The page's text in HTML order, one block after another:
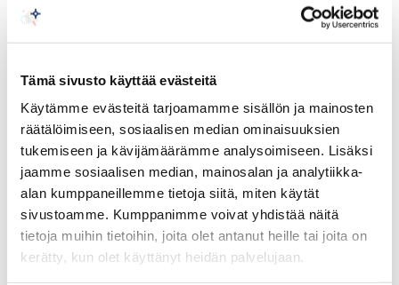
Tämä sivusto käyttää evästeitä
Käytämme evästeitä tarjoamamme sisällön ja mainosten
räätälöimiseen, sosiaalisen median ominaisuuksien
tukemiseen ja kävijämäärämme analysoimiseen. Lisäksi
jaamme sosiaalisen median, mainosalan ja analytiikka-
alan kumppaneillemme tietoja siitä, miten käytät
sivustoamme. Kumppanimme voivat yhdistää näitä
tietoja muihin tietoihin, joita olet antanut heille tai joita on
kerätty, kun olet käyttänyt heidän palvelujaan.
mittavat,” toteaa Pohjanheimo.
kirjoituksia, joissa käydään läpi Britannian ja Suomen
Keskiössä ovat eritoten kauppasuhteet sekä
vientimahdollisuuksien vahvistaminen.
Katsauksen voit lukeaTäältä